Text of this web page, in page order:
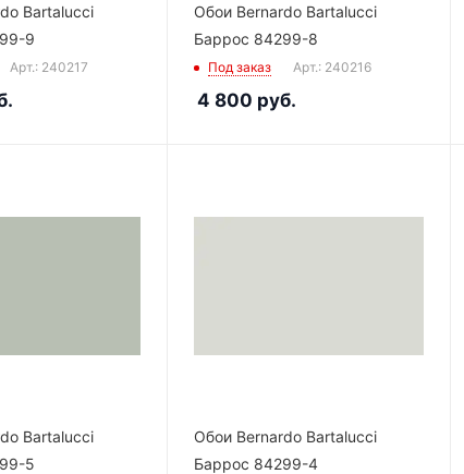
Bartalucci
9
Арт.: 240217
Обои Bernardo Bartalucci
Баррос 84299-8
Под заказ Арт.: 240216
4 800 руб.
Bartalucci
5
Обои Bernardo Bartalucci
Баррос 84299-4